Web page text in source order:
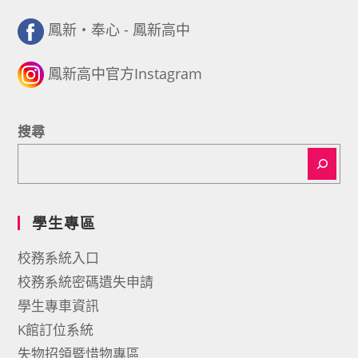
鳳新・奉心 - 鳳新高中
鳳新高中官方Instagram
搜尋
學生專區
校務系統入口
校務系統密碼遺失申請
學生專車資訊
K館訂位系統
失物招領暨惜物專區